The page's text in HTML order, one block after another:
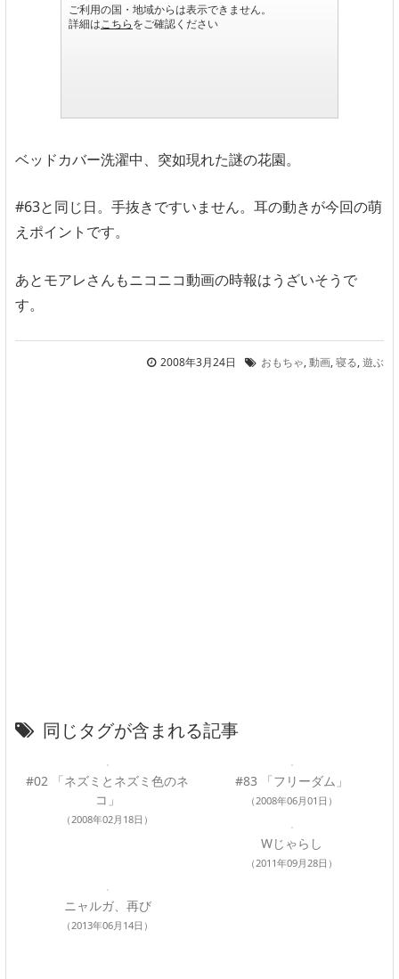
ベッドカバー洗濯中、突如現れた謎の花園。
#63と同じ日。手抜きですいません。耳の動きが今回の萌
えポイントです。
あとモアレさんもニコニコ動画の時報はうざいそうで
す。
2008年3月24日 おもちゃ,動画,寝る,遊ぶ
同じタグが含まれる記事
#02 「ネズミとネズミ色のネ
コ」
（2008年02月18日）
#83 「フリーダム」
（2008年06月01日）
Wじゃらし
（2011年09月28日）
ニャルガ、再び
（2013年06月14日）